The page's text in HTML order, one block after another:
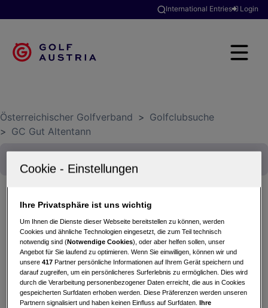
International Entries Login
Österreichischer Golfverband > Golfclubsuche
> GC Gut Altentann
Clubmeisterschaften 2026
29.08.2026 - Einzel (Zählspiel)
GC Gut Altentann
Turnierinfo
Nennliste
Turnierinfo
Ihre Privatsphäre ist uns wichtig
Um Ihnen die Dienste dieser Webseite bereitstellen zu können, werden
Cookies und ähnliche Technologien eingesetzt, die zum Teil technisch
notwendig sind (Notwendige Cookies), oder aber helfen sollen, unser
Angebot für Sie laufend zu optimieren. Wenn Sie einwilligen, können wir und
unsere417 Partner persönliche Informationen auf Ihrem Gerät speichern und
darauf zugreifen, um ein persönlicheres Surferlebnis zu ermöglichen. Dies wird
durch die Verarbeitung personenbezogener Daten erreicht, die aus in Cookies
gespeicherten Surfdaten erhoben werden. Diese Präferenzen werden unseren
Partnern signalisiert und haben keinen Einfluss auf Surfdaten.Ihre